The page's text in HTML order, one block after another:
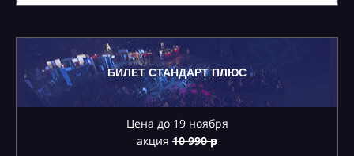
БИЛЕТ СТАНДАРТ ПЛЮС
Цена до 19 ноября
акция 10990 р